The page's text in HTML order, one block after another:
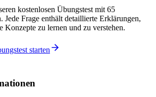
kostenlosen Übungstest mit 65
Jede Frage enthält detaillierte Erklärungen,
Konzepte zu lernen und zu verstehen.
starten